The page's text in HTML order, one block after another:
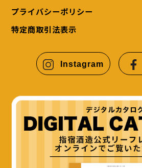
プライバシーポリシー
特定商取引法表示
Instagram